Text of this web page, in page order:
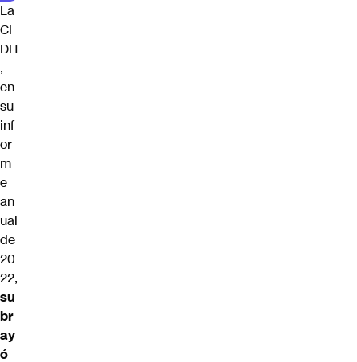
La
CI
DH
,
en
su
inf
or
m
e
an
ual
de
20
22,
su
br
ay
ó